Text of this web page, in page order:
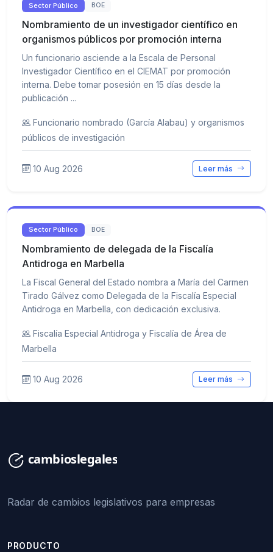
Sector Público BOE
Nombramiento de un investigador científico en
organismos públicos por promoción interna
Un funcionario asciende a la Escala de Personal
Investigador Científico en el CIEMAT por promoción
interna. Debe tomar posesión en 15 días desde la
publicación ...
Funcionario nombrado (García Alabau) y organismos
públicos de investigación
10 Aug 2026 Leer más
Sector Público BOE
Nombramiento de delegada de la Fiscalía
Antidroga en Marbella
La Fiscal General del Estado nombra a María del Carmen
Tirado Gálvez como Delegada de la Fiscalía Especial
Antidroga en Marbella, con dedicación exclusiva.
Fiscalía Especial Antidroga y Fiscalía de Área de
Marbella
10 Aug 2026 Leer más
Radar de cambios legislativos para empresas
PRODUCTO